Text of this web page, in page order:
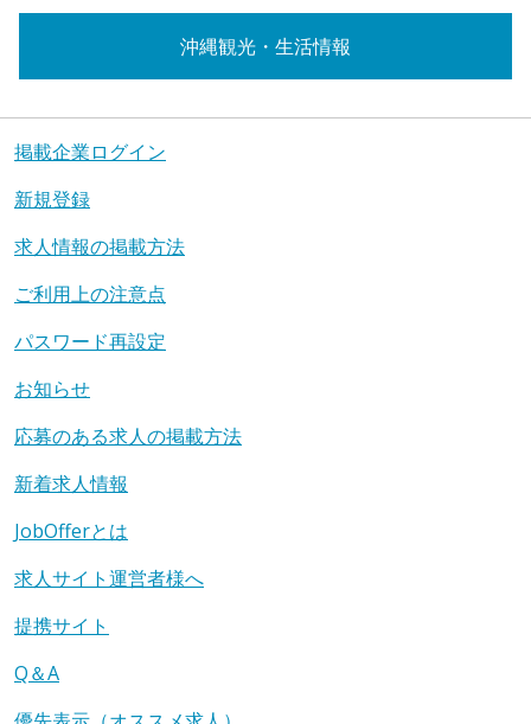
沖縄観光・生活情報
掲載企業ログイン
新規登録
求人情報の掲載方法
ご利用上の注意点
パスワード再設定
お知らせ
応募のある求人の掲載方法
新着求人情報
JobOfferとは
求人サイト運営者様へ
提携サイト
Q＆A